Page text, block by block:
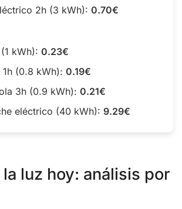
2h (3 kWh): 0.70€
kWh): 0.23€
(0.8 kWh): 0.19€
3h (0.9 kWh): 0.21€
eléctrico (40 kWh): 9.29€
luz hoy: análisis por